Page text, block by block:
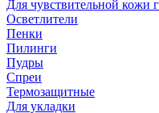
Для чувствительной кожи
Осветлители
Пенки
Пилинги
Пудры
Спреи
Термозащитные
Для укладки